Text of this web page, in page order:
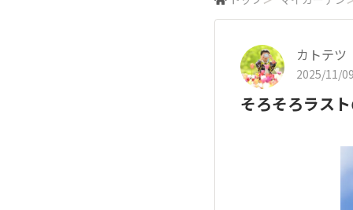
カトテツ
2025/11/
そろそろラス